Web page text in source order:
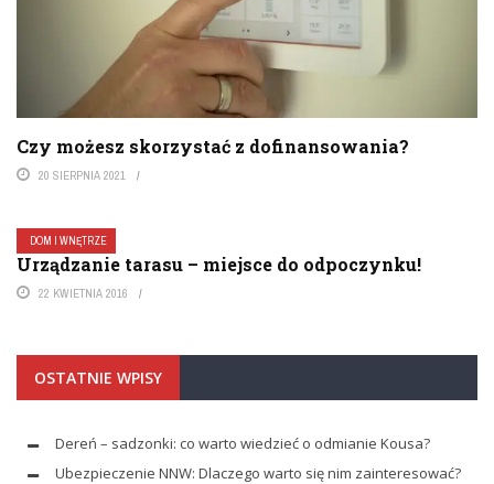
Czy możesz skorzystać z dofinansowania?
20 SIERPNIA 2021
DOM I WNĘTRZE
Urządzanie tarasu – miejsce do odpoczynku!
22 KWIETNIA 2016
OSTATNIE WPISY
Dereń – sadzonki: co warto wiedzieć o odmianie Kousa?
Ubezpieczenie NNW: Dlaczego warto się nim zainteresować?